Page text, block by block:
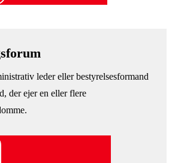
leder eller bestyrelsesformand
der ejer en eller flere